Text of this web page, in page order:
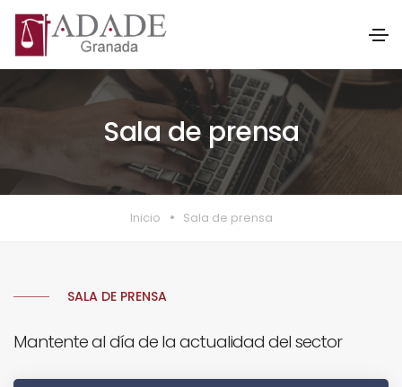
Sala de prensa
Inicio Sala de prensa
SALA DE PRENSA
Mantente al día de la actualidad del sector